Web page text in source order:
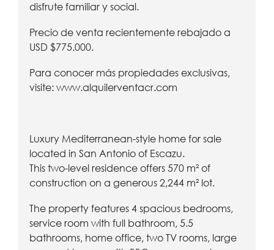
disfrute familiar y social.
Precio de venta recientemente rebajado a
USD $775.000.
Para conocer más propiedades exclusivas,
visite: www.alquilerventacr.com
Luxury Mediterranean-style home for sale
located in San Antonio of Escazu.
This two-level residence offers 570 m² of
construction on a generous 2,244 m² lot.
The property features 4 spacious bedrooms,
service room with full bathroom, 5.5
bathrooms, home office, two TV rooms, large